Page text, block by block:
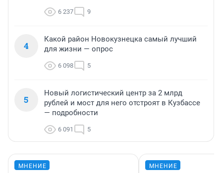
6 237 9
4
Какой район Новокузнецка самый лучший
для жизни — опрос
6 098 5
5
Новый логистический центр за 2 млрд
рублей и мост для него отстроят в Кузбассе
— подробности
6 091 5
МНЕНИЕ МНЕНИЕ